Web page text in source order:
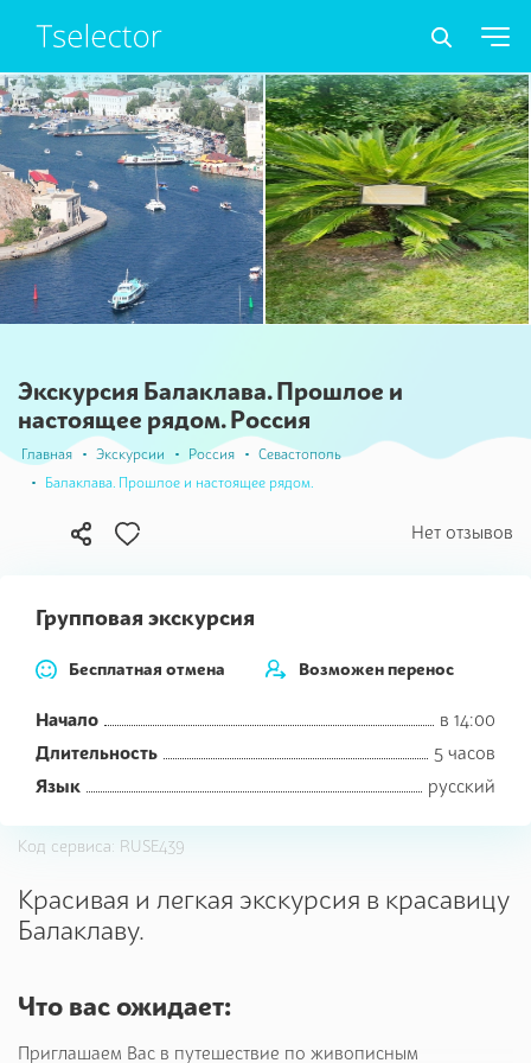
Экскурсия Балаклава. Прошлое и
настоящее рядом. Россия
Главная Экскурсии Россия
Севастополь
Балаклава. Прошлое и настоящее рядом.
Нет отзывов
Групповая экскурсия
Бесплатная отмена Возможен перенос
Начало
в 14:00
Длительность
5 часов
Язык
русский
Код сервиса: RUSE439
Красивая и легкая экскурсия в красавицу
Балаклаву.
Что вас ожидает:
Приглашаем Вас в путешествие по живописным